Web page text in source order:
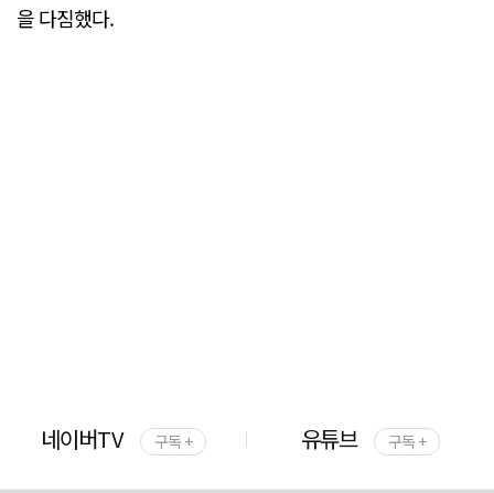
을 다짐했다.
네이버TV 구독 + 유튜브 구독 +